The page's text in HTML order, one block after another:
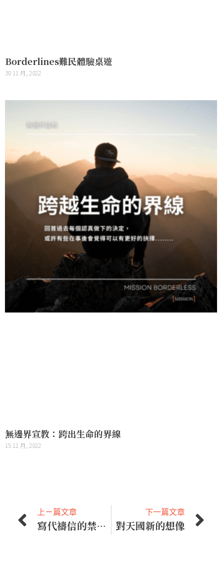
Borderlines難民體驗桌遊
30 11 月, 2022
無邊界宣教：跨出生命的界線
15 11 月, 2022
上ㄧ篇文章
寫代禱信的禁忌：洩漏敏感資訊
下一篇文章
對天國新的想像